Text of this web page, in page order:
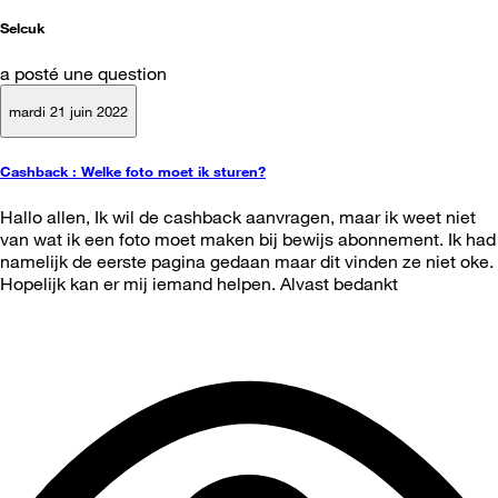
Selcuk
a posté une question
mardi 21 juin 2022
Cashback : Welke foto moet ik sturen?
Hallo allen, Ik wil de cashback aanvragen, maar ik weet niet
van wat ik een foto moet maken bij bewijs abonnement. Ik had
namelijk de eerste pagina gedaan maar dit vinden ze niet oke.
Hopelijk kan er mij iemand helpen. Alvast bedankt